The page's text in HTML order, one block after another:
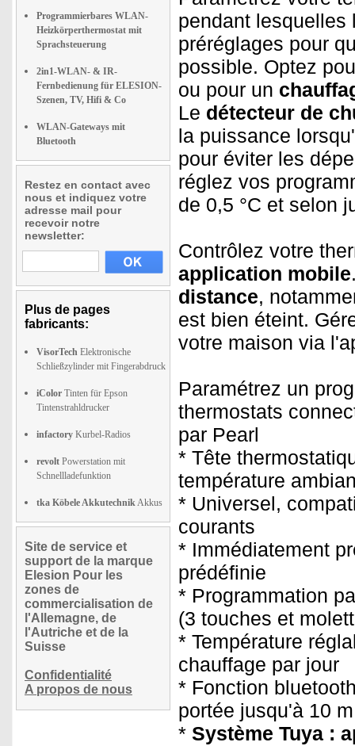
Programmierbares WLAN-
Heizkörperthermostat mit
Sprachsteuerung
2in1-WLAN- & IR-
Fernbedienung für ELESION-
Szenen, TV, Hifi & Co
WLAN-Gateways mit
Bluetooth
Restez en contact avec
nous et indiquez votre
adresse mail pour
recevoir notre
newsletter:
Plus de pages
fabricants:
VisorTech Elektronische
Schließzylinder mit Fingerabdruck
iColor Tinten für Epson
Tintenstrahldrucker
infactory Kurbel-Radios
revolt Powerstation mit
Schnellladefunktion
tka Köbele AkkutechnikAkkus
Site de service et
support de la marque
Elesion Pour les
zones de
commercialisation de
l'Allemagne, de
l'Autriche et de la
Suisse
Confidentialité
A propos de nous
pendant lesquelles
préréglages pour
possible. Optez
ou pour un
Le détecteur de
la puissance
pour éviter les
réglez vos
de 0,5 °C et selon
Contrôlez votre
application mobile
distance,
est bien éteint.
votre maison via
Paramétrez un
thermostats
par Pearl
* Tête
température
* Universel,
courants
* Immédiatement
prédéfinie
* Programmation
(3 touches et
* Température
chauffage par jour
* Fonction
portée jusqu'à 10 m
* Système Tuya :